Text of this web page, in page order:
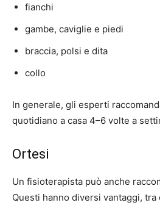
fianchi
gambe, caviglie e piedi
braccia, polsi e dita
collo
In generale, gli esperti
quotidiano a casa 4–6 volte a
Ortesi
Un fisioterapista può anche
Questi hanno diversi vantaggi, tra